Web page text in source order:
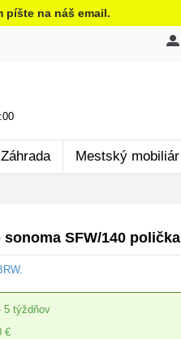
píšte na náš email.
Záhrada Mestský mobiliár
sonoma SFW/140 polička
5 týždňov
€